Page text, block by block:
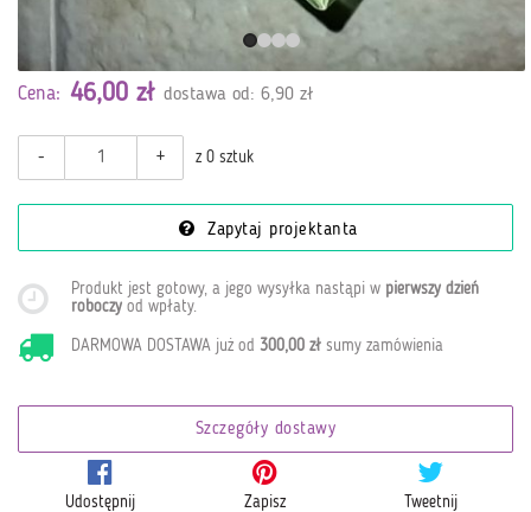
Cena: 46,00 zł dostawa od: 6,90 zł
- + z 0 sztuk
Zapytaj projektanta
Produkt jest gotowy, a jego wysyłka nastąpi w pierwszy dzień
roboczy od wpłaty.
DARMOWA DOSTAWA już od300,00 zł sumy zamówienia
Szczegóły dostawy
Udostępnij Zapisz Tweetnij